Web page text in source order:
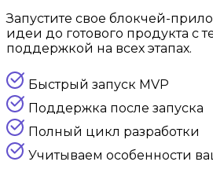
Запустите свое блокчей-
идеи до готового продукта с
поддержкой на всех этапах.
Быстрый запуск MVP
Поддержка после запуска
Полный цикл разработки
Учитываем особенности